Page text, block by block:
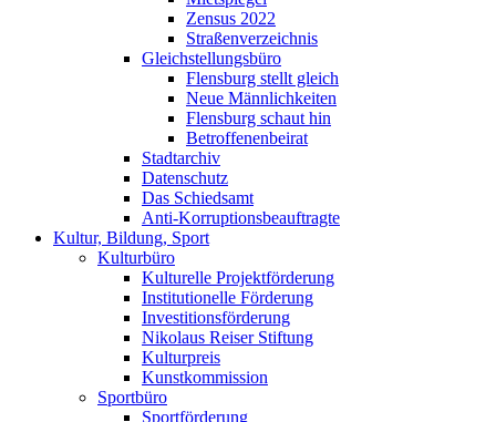
Zensus 2022
Straßenverzeichnis
Gleichstellungsbüro
Flensburg stellt gleich
Neue Männlichkeiten
Flensburg schaut hin
Betroffenenbeirat
Stadtarchiv
Datenschutz
Das Schiedsamt
Anti-Korruptionsbeauftragte
Kultur, Bildung, Sport
Kulturbüro
Kulturelle Projektförderung
Institutionelle Förderung
Investitionsförderung
Nikolaus Reiser Stiftung
Kulturpreis
Kunstkommission
Sportbüro
Sportförderung